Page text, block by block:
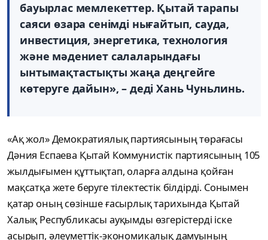
бауырлас мемлекеттер. Қытай тарапы
саяси өзара сенімді нығайтып, сауда,
инвестиция, энергетика, технология
және мәдениет салаларындағы
ынтымақтастықты жаңа деңгейге
көтеруге дайын», – деді Хань Чуньлинь.
«Ақ жол» Демократиялық партиясының төрағасы
Дәния Еспаева Қытай Коммунистік партиясының 105
жылдығымен құттықтап, оларға алдына қойған
мақсатқа жете беруге тілектестік білдірді. Сонымен
қатар оның сөзінше ғасырлық тарихында Қытай
Халық Республикасы ауқымды өзгерістерді іске
асырып, әлеуметтік-экономикалық дамуының